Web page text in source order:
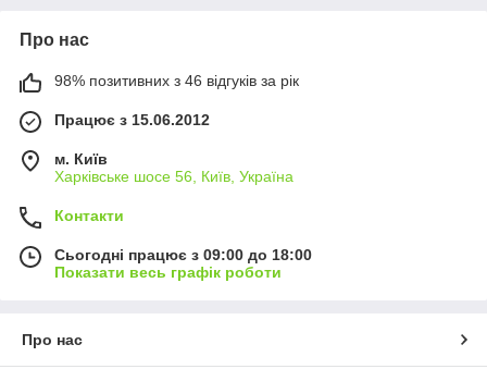
Про нас
98% позитивних з 46 відгуків за рік
Працює з 15.06.2012
м. Київ
Харківське шосе 56, Київ, Україна
Контакти
Сьогодні працює з 09:00 до 18:00
Показати весь графік роботи
Про нас